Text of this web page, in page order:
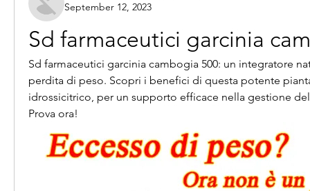
September 12, 2023
Sd farmaceutici garcinia
Sd farmaceutici garcinia cambogia 500: un integratore
perdita di peso. Scopri i benefici di questa potente
idrossicitrico, per un supporto efficace nella gestione
Prova ora!